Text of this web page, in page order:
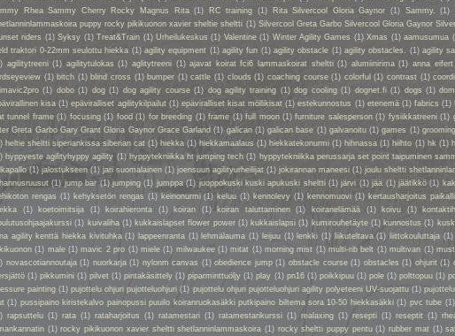
Rhea Sammy Cherry Rocky Magnus Rita (1) RC training (1) Rita Silvercool Gloria Gaynor (1) Sammy. (1)
puppy rocky pikikuonon xavier sheltie sheltti (1) Silvercool Greta Garbo Silvercool Gloria Gaynor
riders (1) Syksy (1) Treat&Train (1) Urheilukeskus (1) Valentine (1) Winter Agility Games (1) Xmas (1) aamusumua
traktori 0-22mm seulottu hiekka (1) agility equipment (1) agility fun (1) agility obstacle (1) agility obstacles. (1) agility
agilitytreeni (1) agilitytulokas (1) aglitytreeni (1) ajavat koirat fci6 lammaskoirat sheltti (1) alumiinirima (1) anna eifert
(1) bitch (1) blind cross (1) bumper (1) cattle (1) clouds (1) coaching course (1) colorful (1) contrast (1)
(1) dobo (1) dog (1) dog agility course (1) dog agility training (1) dog cooling (1) dognet.fi (1) dogs (1)
kisa (1) epäviralliset agilitykilpailut (1) epäviralliset kisat möllikisat (1) estekunnostus (1) etenemä (1) fabrics (1)
tunnel frame (1) focusing (1) food (1) for breeding (1) frame (1) full moon (1) furniture salesperson (1) fysiikkatreeni (1)
Greta Garbo Gary Grant Gloria Gaynor Grace Garland (1) galican (1) galican base (1) galvanoitu (1) games (1) grooming
heltie sheltti siperiankissa siberian cat (1) hiekka (1) hiekkamaalaus (1) hiekkatekonurmi (1) hihnassa (1) hiihto (1) hk (1)
hyppyeste agilityhyppy agility (1) hyppytekniikka ht jumping tech (1) hyppytekniikka perussarja set point taipuminen
(1) jalostukseen (1) jari suomalainen (1) joensuun agilityurheilijat (1) jokirannan maneesi (1) joulu sheltti
(1) jump bar (1) jumping (1) jumppa (1) juoppokuski kuski apukuski sheltti (1) järvi (1) jää (1) jäätikkö (1)
rengas (1) kehyksetön rengas (1) keinonurmi (1) keluu (1) kennolevy (1) kennomuovi (1) kertausharjoitus
(1) koetoimitsija (1) koirahieronta (1) koiran (1) koiran taluttaminen (1) koiranelämää (1) koivu (1)
(1) kuivaliha (1) kukkaislapset flower power (1) kukkaislapsi (1) kumirouhetäyte (1) kunnostus (1)
agility kenttä hiekka kivituhka (1) lappeenranta (1) lehmälauma (1) leijuu (1) lenkki (1) liikuteltava (1) liittokouluttaja (1)
(1) male (1) mavic 2 pro (1) miele (1) milwaukee (1) mitat (1) morning mist (1) multi-rib belt (1) multivan (1)
novascotiannoutaja (1) nuorkarja (1) nylonm canvas (1) obedience jump (1) obstacle course (1) obstacles (1) ohjurit (1)
(1) pikkumini (1) pilvet (1) pintakäsittely (1) piparminttuöljy (1) play (1) pn16 (1) poikkipuu (1) pole (1) polttopuu (1)
painting (1) pujottelu ohjuri pujotteluohjuri (1) pujottelu ohjuri pujotteluohjuri agility polyeteeni UV-suojattu (1)
(1) pussipaino kiristekalvo painopussi puuilo koiranruokasäkki putkipaino biltema sora 10-50 hiekkasäkki (1) pvc tube (1)
rapsuttelu (1) rata (1) rataharjoitus (1) ratamestari (1) ratamestarikurssi (1) realaxing (1) resepti (1) reseptit (1)
(1) rocky pikikuonon xavier sheltti shetlanninlammaskoira (1) rocky sheltti puppy pentu (1) rubber mat (1)